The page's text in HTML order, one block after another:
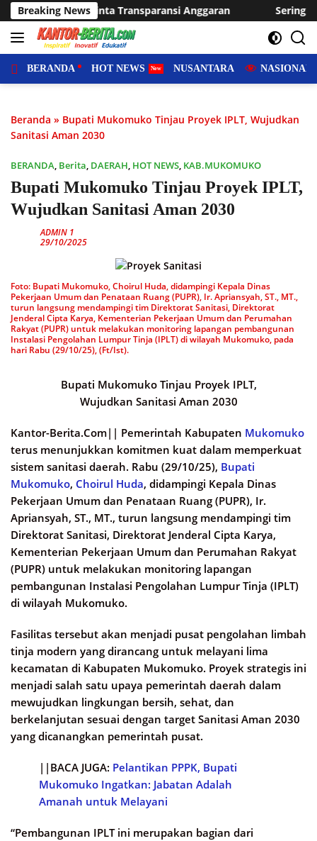
Langsung
ke
konten
Breaking News
Anggaran Sering Dilanda Genangan, Desa Sukaraja
BERANDA HOT NEWS NUSANTARA NASIONAL
Beranda » Bupati Mukomuko Tinjau Proyek IPLT, Wujudkan
Sanitasi Aman 2030
BERANDA, Berita, DAERAH, HOT NEWS, KAB.MUKOMUKO
Bupati Mukomuko Tinjau Proyek IPLT,
Wujudkan Sanitasi Aman 2030
ADMIN 1
29/10/2025
Foto: Bupati Mukomuko, Choirul Huda, didampingi Kepala Dinas
Pekerjaan Umum dan Penataan Ruang (PUPR), Ir. Apriansyah, ST., MT.,
turun langsung mendampingi tim Direktorat Sanitasi, Direktorat
Jenderal Cipta Karya, Kementerian Pekerjaan Umum dan Perumahan
Rakyat (PUPR) untuk melakukan monitoring lapangan pembangunan
Instalasi Pengolahan Lumpur Tinja (IPLT) di wilayah Mukomuko, pada
hari Rabu (29/10/25), (Ft/Ist).
Bupati Mukomuko Tinjau Proyek IPLT,
Wujudkan Sanitasi Aman 2030
Kantor-Berita.Com|| Pemerintah Kabupaten Mukomuko
terus menunjukkan komitmen kuat dalam memperkuat
sistem sanitasi daerah. Rabu (29/10/25), Bupati
Mukomuko, Choirul Huda, didampingi Kepala Dinas
Pekerjaan Umum dan Penataan Ruang (PUPR), Ir.
Apriansyah, ST., MT., turun langsung mendampingi tim
Direktorat Sanitasi, Direktorat Jenderal Cipta Karya,
Kementerian Pekerjaan Umum dan Perumahan Rakyat
(PUPR) untuk melakukan monitoring lapangan
pembangunan Instalasi Pengolahan Lumpur Tinja (IPLT)
di wilayah Mukomuko.
Fasilitas tersebut akan menjadi pusat pengolahan limbah
tinja modern yang dirancang untuk melayani lima
kecamatan di Kabupaten Mukomuko. Proyek strategis ini
menjadi salah satu upaya pemerintah daerah dalam
mewujudkan lingkungan bersih, sehat, dan
berkelanjutan sesuai dengan target Sanitasi Aman 2030
yang dicanangkan pemerintah pusat.
||BACA JUGA: Pelantikan PPPK, Bupati
Mukomuko Ingatkan: Jabatan Adalah
Amanah untuk Melayani
“Pembangunan IPLT ini merupakan bagian dari